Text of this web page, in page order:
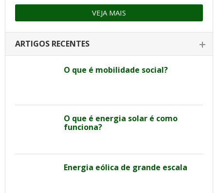
VEJA MAIS
ARTIGOS RECENTES
O que é mobilidade social?
O que é energia solar é como
funciona?
Energia eólica de grande escala